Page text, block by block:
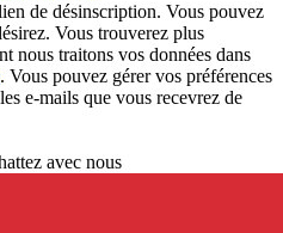
de désinscription. Vous pouvez
Vous trouverez plus
nous traitons vos données dans
. Vous pouvez gérer vos préférences
e-mails que vous recevrez de
avec nous